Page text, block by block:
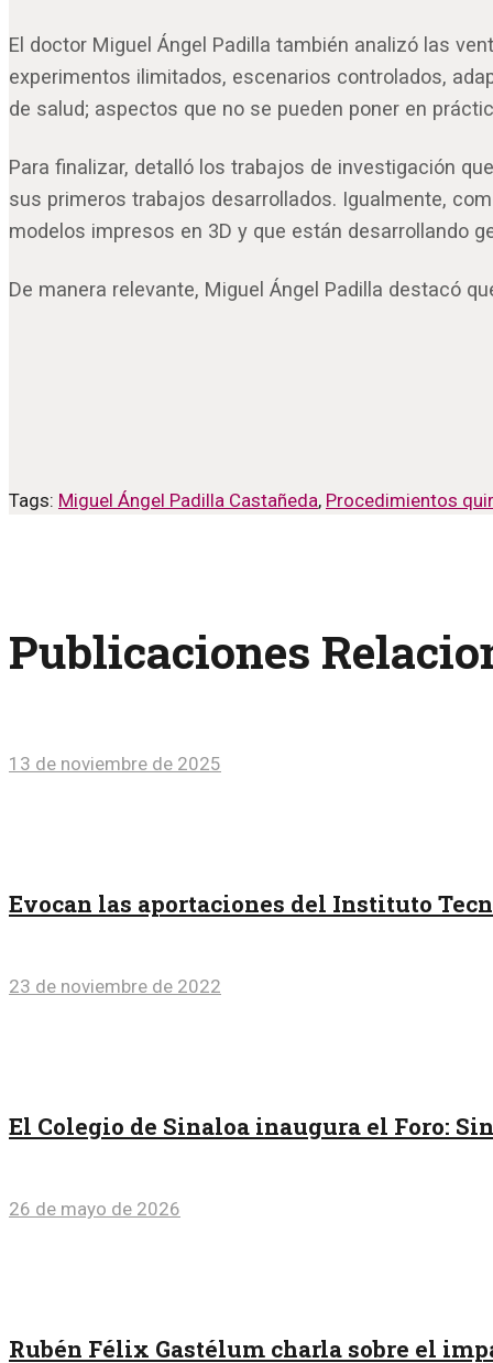
El doctor Miguel Ángel Padilla también analizó las
experimentos ilimitados, escenarios controlados,
de salud; aspectos que no se pueden poner en
Para finalizar, detalló los trabajos de investigación
sus primeros trabajos desarrollados. Igualmente,
modelos impresos en 3D y que están desarrollando
De manera relevante, Miguel Ángel Padilla destacó
Tags: Miguel Ángel Padilla Castañeda, Procedimientos
Publicaciones
13 de noviembre de 2025
Evocan las aportaciones del Instituto
23 de noviembre de 2022
El Colegio de Sinaloa inaugura el Foro:
26 de mayo de 2026
Rubén Félix Gastélum charla sobre el